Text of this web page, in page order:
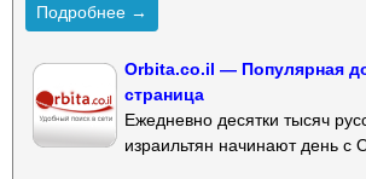
Подробнее →
Orbita.co.il — Популярная
страница
Ежедневно десятки тысяч
израильтян начинают день с